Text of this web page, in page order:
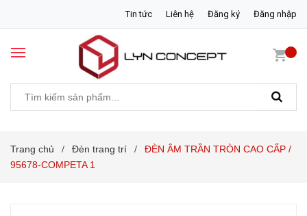
Tin tức Liên hệ Đăng ký Đăng nhập
Trang chủ / Đèn trang trí /
ĐÈN ÂM TRẦN TRÒN CAO CẤP /
95678-COMPETA 1